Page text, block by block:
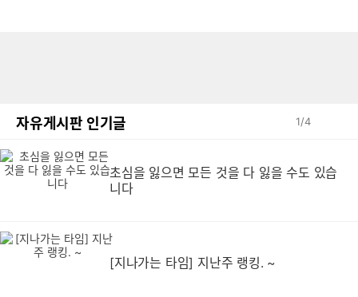
자유게시판 인기글 1/4
초심을 잃으면 모든 것을 다 잃을 수도 있습
니다
[지나가는 타임] 지난주 랭킹. ~